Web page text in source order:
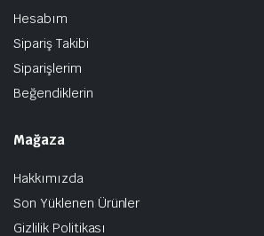
Hesabım
Sipariş Takibi
Siparişlerim
Beğendiklerin
Mağaza
Hakkımızda
Son Yüklenen Ürünler
Gizlilik Politikası